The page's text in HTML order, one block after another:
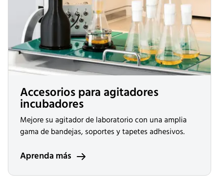
Accesorios para agitadores
incubadores
Mejore su agitador de laboratorio con una amplia
gama de bandejas, soportes y tapetes adhesivos.
Aprenda más